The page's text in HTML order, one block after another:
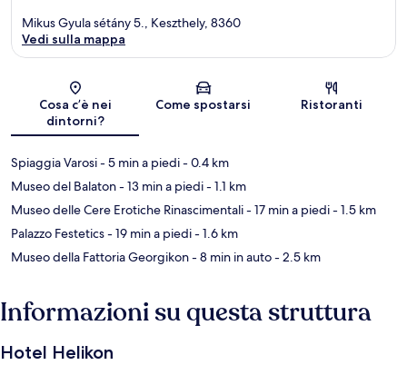
Mappa
Mikus Gyula sétány 5., Keszthely, 8360
Vedi sulla mappa
Cosa c’è nei
dintorni?
Come spostarsi Ristoranti
Spiaggia Varosi- 5 min a piedi- 0.4 km
Museo del Balaton- 13 min a piedi- 1.1 km
Museo delle Cere Erotiche Rinascimentali- 17 min a piedi- 1.5 km
Palazzo Festetics- 19 min a piedi- 1.6 km
Museo della Fattoria Georgikon- 8 min in auto- 2.5 km
Informazioni su questa struttura
Hotel Helikon